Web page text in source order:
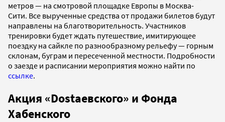
метров — на смотровой площадке Европы в Москва-
Сити. Все вырученные средства от продажи билетов будут
направлены на благотворительность. Участников
тренировки будет ждать путешествие, имитирующее
поездку на сайкле по разнообразному рельефу — горным
склонам, буграм и пересеченной местности. Подробности
о заезде и расписании мероприятия можно найти по
ссылке.
Акция «Dostaевского» и Фонда
Хабенского